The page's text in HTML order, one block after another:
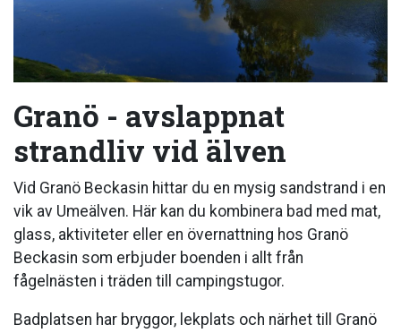
Granö - avslappnat
strandliv vid älven
Vid Granö Beckasin hittar du en mysig sandstrand i en
vik av Umeälven. Här kan du kombinera bad med mat,
glass, aktiviteter eller en övernattning hos Granö
Beckasin som erbjuder boenden i allt från
fågelnästen i träden till campingstugor.
Badplatsen har bryggor, lekplats och närhet till Granö